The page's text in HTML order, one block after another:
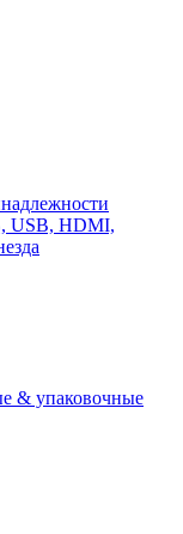
USB, HDMI,
& упаковочные